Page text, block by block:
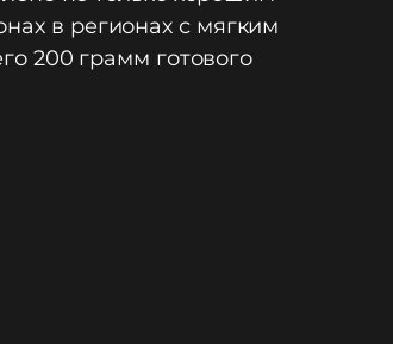
в регионах с мягким
200 грамм готового